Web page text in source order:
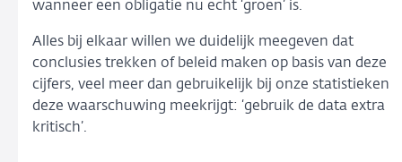
wanneer een obligatie nu echt ‘groen’ is.
Alles bij elkaar willen we duidelijk meegeven dat
conclusies trekken of beleid maken op basis van deze
cijfers, veel meer dan gebruikelijk bij onze statistieken
deze waarschuwing meekrijgt: ‘gebruik de data extra
kritisch’.